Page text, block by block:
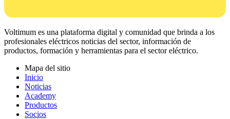
Voltimum es una plataforma digital y comunidad que brinda a los
profesionales eléctricos noticias del sector, información de
productos, formación y herramientas para el sector eléctrico.
Mapa del sitio
Inicio
Noticias
Academy
Productos
Socios